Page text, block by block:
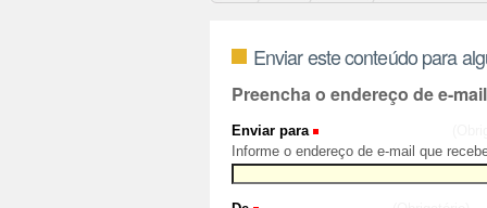
Enviar este conteúdo para
Preencha o endereço de e-
Enviar para
Informe o endereço de e-mail que